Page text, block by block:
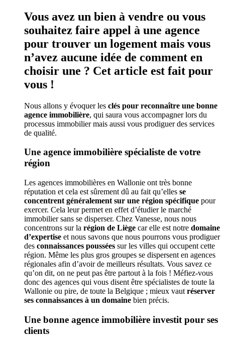
Vous avez un bien à vendre ou vous
souhaitez faire appel à une agence
pour trouver un logement mais vous
n’avez aucune idée de comment en
choisir une ? Cet article est fait pour
vous !
Nous allons y évoquer les clés pour reconnaître une bonne
agence immobilière, qui saura vous accompagner lors du
processus immobilier mais aussi vous prodiguer des services
de qualité.
Une agence immobilière spécialiste de votre
région
Les agences immobilières en Wallonie ont très bonne
réputation et cela est sûrement dû au fait qu’elles se
concentrent généralement sur une région spécifique pour
exercer. Cela leur permet en effet d’étudier le marché
immobilier sans se disperser. Chez Vanesse, nous nous
concentrons sur la région de Liège car elle est notre domaine
d’expertise et nous savons que nous pourrons vous prodiguer
des connaissances poussées sur les villes qui occupent cette
région. Même les plus gros groupes se dispersent en agences
régionales afin d’avoir de meilleurs résultats. Vous savez ce
qu’on dit, on ne peut pas être partout à la fois ! Méfiez-vous
donc des agences qui vous disent être spécialistes de toute la
Wallonie ou pire, de toute la Belgique ; mieux vaut réserver
ses connaissances à un domaine bien précis.
Une bonne agence immobilière investit pour ses
clients